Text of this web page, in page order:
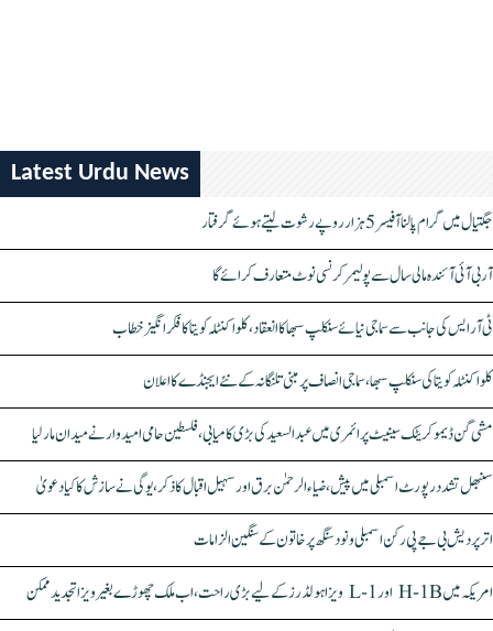
Latest Urdu News
جگتیال میں گرام پالنا آفیسر 5 ہزار روپے رشوت لیتے ہوئے گرفتار
آر بی آئی آئندہ مالی سال سے پولیمر کرنسی نوٹ متعارف کرائے گا
ٹی آر ایس کی جانب سے سماجی نیائے سنکلپ سبھا کا انعقاد، کلواکنٹلہ کویتا کا فکر انگیز خطاب
کلواکنٹلہ کویتا کی سنکلپ سبھا، سماجی انصاف پر مبنی تلنگانہ کے نئے ایجنڈے کا اعلان
مشی گن ڈیموکریٹک سینیٹ پرائمری میں عبدالسعید کی بڑی کامیابی، فلسطین حامی امیدوار نے میدان مار لیا
سنبھل تشدد رپورٹ اسمبلی میں پیش، ضیاء الرحمٰن برق اور سہیل اقبال کا ذکر، یوگی نے سازش کا کیا دعویٰ
اتر پردیش بی جے پی رکن اسمبلی ونود سنگھ پر خاتون کے سنگین الزامات
امریکہ میں H-1B اور L-1 ویزا ہولڈرز کے لیے بڑی راحت، اب ملک چھوڑے بغیر ویزا تجدید ممکن